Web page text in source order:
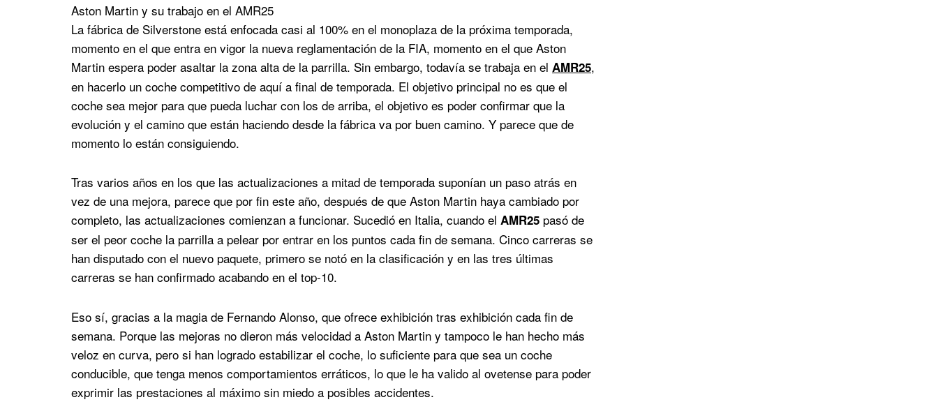
Aston Martin y su trabajo en el AMR25
La fábrica de Silverstone está enfocada casi al 100% en el monoplaza de la próxima temporada,
momento en el que entra en vigor la nueva reglamentación de la FIA, momento en el que Aston
Martin espera poder asaltar la zona alta de la parrilla. Sin embargo, todavía se trabaja en el AMR25,
en hacerlo un coche competitivo de aquí a final de temporada. El objetivo principal no es que el
coche sea mejor para que pueda luchar con los de arriba, el objetivo es poder confirmar que la
evolución y el camino que están haciendo desde la fábrica va por buen camino. Y parece que de
momento lo están consiguiendo.
Tras varios años en los que las actualizaciones a mitad de temporada suponían un paso atrás en
vez de una mejora, parece que por fin este año, después de que Aston Martin haya cambiado por
completo, las actualizaciones comienzan a funcionar. Sucedió en Italia, cuando el AMR25 pasó de
ser el peor coche la parrilla a pelear por entrar en los puntos cada fin de semana. Cinco carreras se
han disputado con el nuevo paquete, primero se notó en la clasificación y en las tres últimas
carreras se han confirmado acabando en el top-10.
Eso sí, gracias a la magia de Fernando Alonso, que ofrece exhibición tras exhibición cada fin de
semana. Porque las mejoras no dieron más velocidad a Aston Martin y tampoco le han hecho más
veloz en curva, pero si han logrado estabilizar el coche, lo suficiente para que sea un coche
conducible, que tenga menos comportamientos erráticos, lo que le ha valido al ovetense para poder
exprimir las prestaciones al máximo sin miedo a posibles accidentes.